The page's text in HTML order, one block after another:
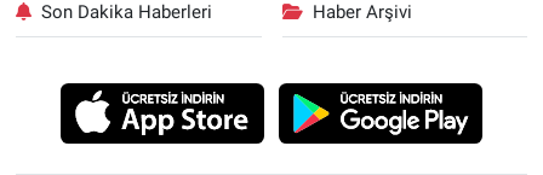
Son Dakika Haberleri Haber Arşivi